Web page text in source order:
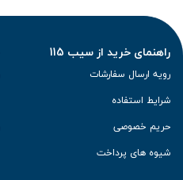
راهنمای خرید از سیب 115
رویه ارسال سفارشات
شرایط استفاده
حریم خصوصی
شیوه های پرداخت